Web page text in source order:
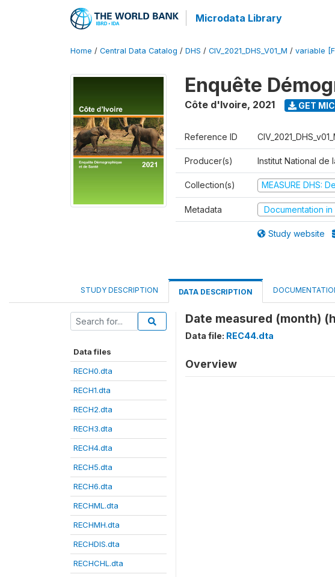
Microdata Library
Home / Central Data Catalog / DHS / CIV_2021_DHS_V01_M / variable
Enquête
Côte d'Ivoire, 2021 GET
Reference ID
Producer(s) Institut National de
Collection(s) MEASURE DHS:
Metadata Documentation in
Study website
STUDY DESCRIPTION DATA DESCRIPTION
Data files
RECH0.dta
RECH1.dta
RECH2.dta
RECH3.dta
RECH4.dta
RECH5.dta
RECH6.dta
RECHML.dta
RECHMH.dta
RECHDIS.dta
RECHCHL.dta
Date measured (month)
Data file: REC44.dta
Overview